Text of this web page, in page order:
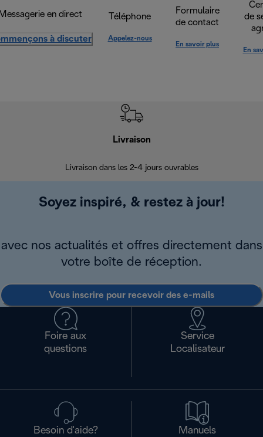
en direct
à discuter
Téléphone
Appelez-nous
Formulaire
de contact
En savoir plus
de
En
Livraison
Livraison dans les 2-4 jours ouvrables
Soyez inspiré, & restez à jour!
avec nos actualités et offres directement dans
votre boîte de réception.
Vous inscrire pour recevoir des e-mails
Foire aux
questions
Service
Localisateur
Besoin d'aide?
Manuels